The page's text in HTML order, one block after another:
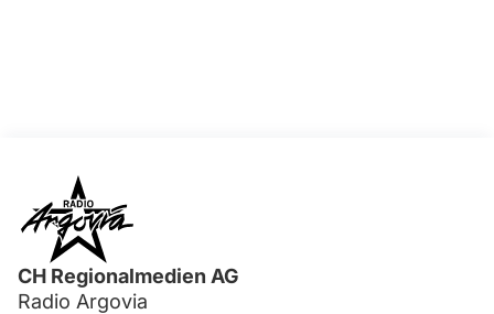
CH Regionalmedien AG
Radio Argovia